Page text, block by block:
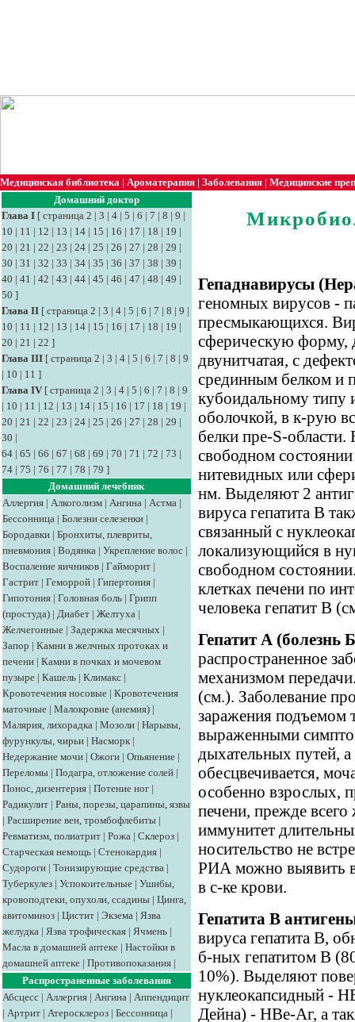
Медицинская библиотека | Ароматерапия | Заболевания | Медицинские
Домашний доктор
Глава I [ страница 2 | 3 | 4 | 5 | 6 | 7 | 8 | 9 |
10 | 11 | 12 | 13 | 14 | 15 | 16 | 17 | 18 | 19 |
20 | 21 | 22 | 23 | 24 | 25 | 26 | 27 | 28 | 29 |
30 | 31 | 32 | 33 | 34 | 35 | 36 | 37 | 38 | 39 |
40 | 41 | 42 | 43 | 44 | 45 | 46 | 47 | 48 | 49 |
50 ]
Глава II [ страница 2 | 3 | 4 | 5 | 6 | 7 | 8 | 9 |
10 | 11 | 12 | 13 | 14 | 15 | 16 | 17 | 18 | 19 |
20 | 21 | 22 ]
Глава III [ страница 2 | 3 | 4 | 5 | 6 | 7 | 8 | 9
| 10 | 11 ]
Глава IV [ страница 2 | 3 | 4 | 5 | 6 | 7 | 8 | 9
| 10 | 11 | 12 | 13 | 14 | 15 | 16 | 17 | 18 | 19 |
20 | 21 | 22 | 23 | 24 | 25 | 26 | 27 | 28 | 29 |
30 |
64 | 65 | 66 | 67 | 68 | 69 | 70 | 71 | 72 | 73 |
74 | 75 | 76 | 77 | 78 | 79 ]
Домашний лечебник
Аллергия | Алкоголизм | Ангина | Астма |
Бессонница | Болезни селезенки |
Бородавки | Бронхиты, плевриты,
пневмония | Водянка | Укрепление волос |
Воспаление яичников | Гайморит |
Гастрит | Геморрой | Гипертония |
Гипотония | Головная боль | Грипп
(простуда) | Диабет | Желтуха |
Желчегонные | Задержка месячных |
Запор | Камни в желчных протоках и
печени | Камни в почках и мочевом
пузыре | Кашель | Климакс |
Кровотечения носовые | Кровотечения
маточные | Малокровие (анемия) |
Малярия, лихорадка | Мозоли | Нарывы,
фурункулы, чирьи | Насморк |
Недержание мочи | Ожоги | Опьянение |
Переломы | Подагра, отложение солей |
Понос, дизентерия | Потение ног |
Радикулит | Раны, порезы, царапины, язвы
| Расширение вен, тромбофлебиты |
Ревматизм, полиатрит | Рожа | Склероз |
Старческая немощь | Стенокардия |
Судороги | Тонизирующие средства |
Туберкулез | Успокоительные | Ушибы,
кровоподтеки, опухоли, ссадины | Цинга,
авитоминоз | Цистит | Экзема | Язва
желудка | Язва трофическая | Ячмень |
Масла в домашней аптеке | Настойки в
домашней аптеке | Противопоказания |
Распространенные заболевания
Абсцесс | Аллергия | Ангина | Аппендицит
| Артрит | Атеросклероз | Бессонница |
Гепаднавирусы
геномных вирусов -
пресмыкающихся.
сферическую форму,
двунитчатая, с
срединным белком и
кубоидальному типу
оболочкой, в к-рую
белки пре-S-
свободном
нитевидных или
нм. Выделяют 2
вируса гепатита В
связанный с
локализующийся в
свободном
клетках печени по
человека гепатит В
Гепатит А (болезнь
распространенное
механизмом
(см.). Заболевание
заражения подъемом
выраженными
дыхательных путей,
обесцвечивается,
особенно взрослых,
печени, прежде
иммунитет
носительство не
РИА можно выявить
в с-ке крови.
Гепатита В
вируса гепатита В,
б-ных гепатитом В
10%). Выделяют
нуклеокапсидный -
Дейна) - НВе-Аг, а